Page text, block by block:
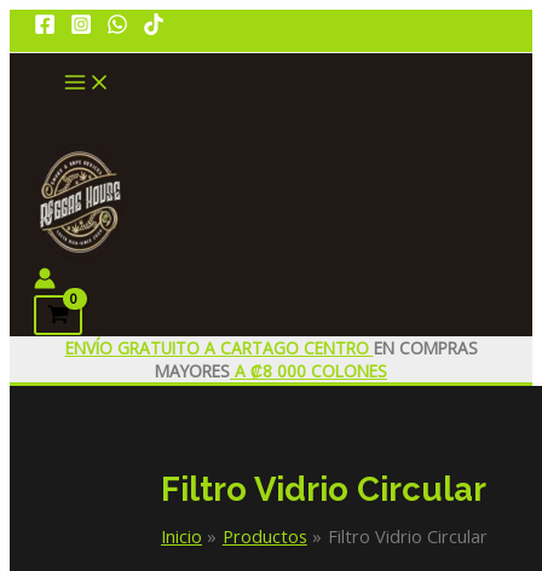
contenidoMAIN
MENU
ENVÍO GRATUITO A CARTAGO CENTRO EN COMPRAS
MAYORES A ₡8 000 COLONES
Filtro Vidrio Circular
Inicio Productos Filtro Vidrio Circular